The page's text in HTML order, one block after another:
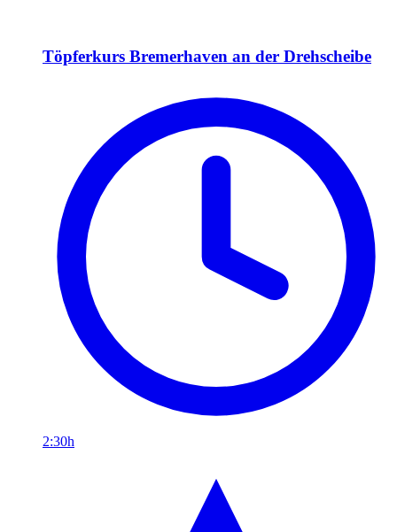
Töpferkurs Bremerhaven an der Drehscheibe
2:30h